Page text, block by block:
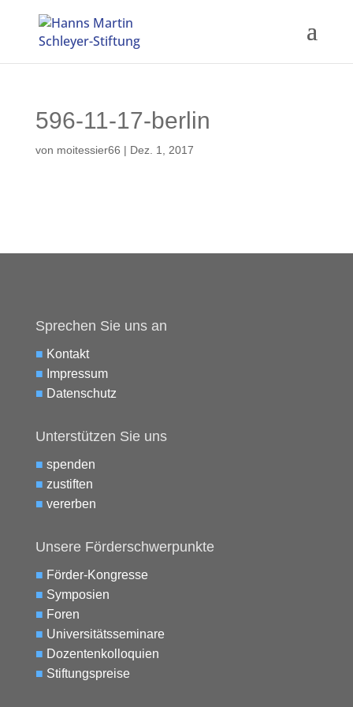
596-11-17-berlin
von moitessier66 | Dez. 1, 2017
Sprechen Sie uns an
■ Kontakt
■ Impressum
■ Datenschutz
Unterstützen Sie uns
■ spenden
■ zustiften
■ vererben
Unsere Förderschwerpunkte
■ Förder-Kongresse
■ Symposien
■ Foren
■ Universitätsseminare
■ Dozentenkolloquien
■ Stiftungspreise